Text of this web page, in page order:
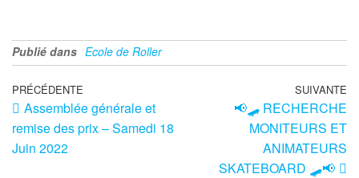
Publié dans Ecole de Roller
PRÉCÉDENTE
Assemblée générale et
remise des prix – Samedi 18
Juin 2022
SUIVANTE
📢🛹 RECHERCHE
MONITEURS ET
ANIMATEURS
SKATEBOARD 🛹📢